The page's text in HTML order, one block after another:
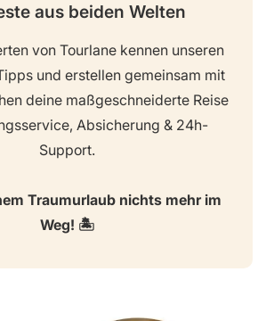
aus beiden Welten
von Tourlane kennen unseren
und erstellen gemeinsam mit
deine maßgeschneiderte Reise
Absicherung & 24h-
Support.
Traumurlaub nichts mehr im
Weg! 🏝️